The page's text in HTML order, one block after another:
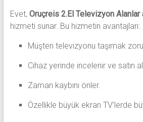
Evet, Oruçreis 2.El Televizyon Alanlar
hizmeti sunar. Bu hizmetin avantajları:
Müşteri televizyonu taşımak
Cihaz yerinde incelenir ve satın
Zaman kaybını önler.
Özellikle büyük ekran TV’lerde